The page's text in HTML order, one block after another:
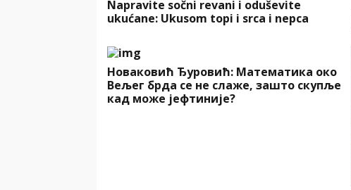
Napravite sočni revani i oduševite
ukućane: Ukusom topi i srca i nepca
Новаковић Ђуровић: Математика око
Вељег брда се не слаже, зашто скупље
кад може јефтиније?